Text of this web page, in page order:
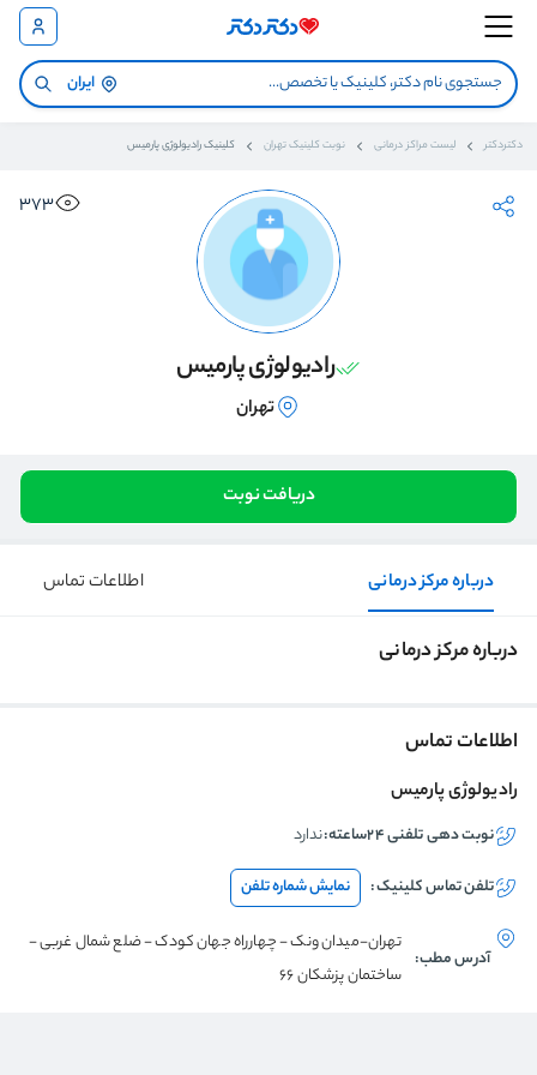
ایران
دکتردکتر لیست مراکز درمانی نوبت کلینیک تهران کلینیک رادیولوژی پارمیس
373
رادیولوژی پارمیس
تهران
دریافت نوبت
درباره مرکز درمانی اطلاعات تماس
درباره مرکز درمانی
اطلاعات تماس
رادیولوژی پارمیس
نوبت دهی تلفنی ۲۴ساعته: ندارد
تلفن تماسکلینیک: نمایش شماره تلفن
آدرس مطب:
تهران-میدان ونک - چهارراه جهان کودک - ضلع شمال غربی -
ساختمان پزشکان 66